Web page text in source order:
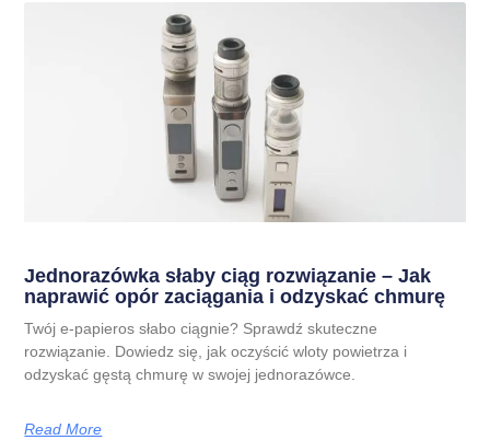
Jednorazówka słaby ciąg rozwiązanie – Jak
naprawić opór zaciągania i odzyskać chmurę
Twój e-papieros słabo ciągnie? Sprawdź skuteczne
rozwiązanie. Dowiedz się, jak oczyścić wloty powietrza i
odzyskać gęstą chmurę w swojej jednorazówce.
Read More